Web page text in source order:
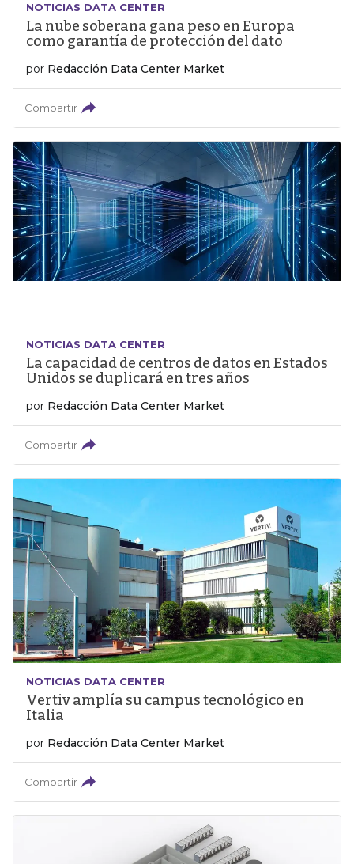
NOTICIAS DATA CENTER
La nube soberana gana peso en Europa
como garantía de protección del dato
por Redacción Data Center Market
Compartir
NOTICIAS DATA CENTER
La capacidad de centros de datos en Estados
Unidos se duplicará en tres años
por Redacción Data Center Market
Compartir
NOTICIAS DATA CENTER
Vertiv amplía su campus tecnológico en
Italia
por Redacción Data Center Market
Compartir